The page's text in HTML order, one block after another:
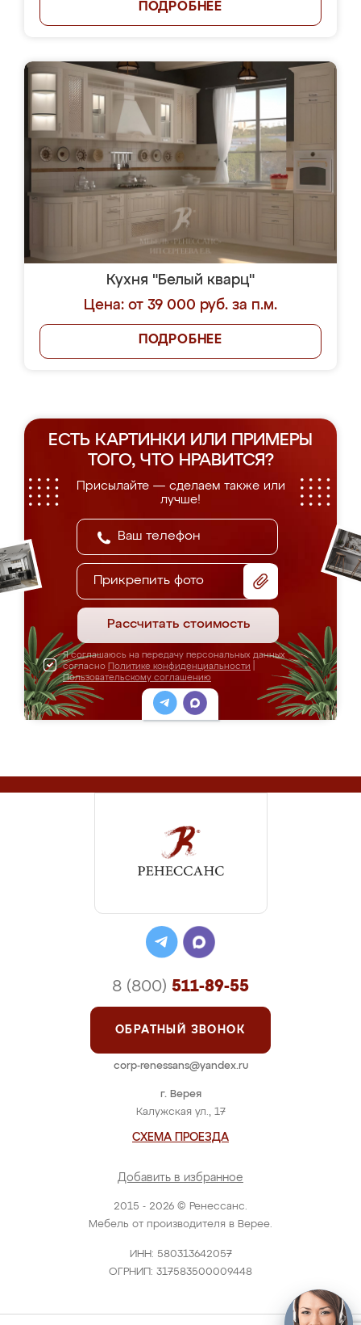
ПОДРОБНЕЕ
Кухня "Белый кварц"
Цена: от 39 000 руб. за п.м.
ПОДРОБНЕЕ
ЕСТЬ КАРТИНКИ ИЛИ ПРИМЕРЫ
ТОГО, ЧТО НРАВИТСЯ?
Присылайте — сделаем также или
лучше!
Прикрепить фото
Рассчитать стоимость
Я соглашаюсь на передачу персональных данных
согласно Политике конфиденциальности
Пользовательскому соглашению
2015 - 2026 © Ренессанс.
Мебель от производителя в Верее.
ИНН: 580313642057
ОГРНИП: 317583500009448
г. Верея
Калужская ул., 17
СХЕМА ПРОЕЗДА
Добавить в избранное
8 (800) 511-89-55
ОБРАТНЫЙ ЗВОНОК
corp-renessans@yandex.ru